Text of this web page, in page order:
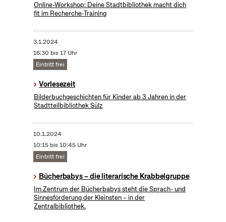
Online-Workshop: Deine Stadtbibliothek macht dich
fit im Recherche-Training
3.1.2024
16:30 bis 17 Uhr
Eintritt frei
Vorlesezeit
Bilderbuchgeschichten für Kinder ab 3 Jahren in der
Stadtteilbibliothek Sülz
10.1.2024
10:15 bis 10:45 Uhr
Eintritt frei
Bücherbabys – die literarische Krabbelgruppe
Im Zentrum der Bücherbabys steht die Sprach- und
Sinnesförderung der Kleinsten – in der
Zentralbibliothek.